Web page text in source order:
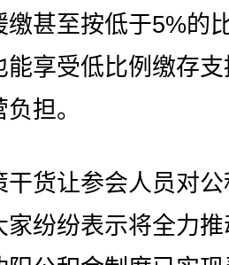
缴甚至按低于5%的
能享受低比例缴存
担。
货让参会人员对公
家纷纷表示将全力